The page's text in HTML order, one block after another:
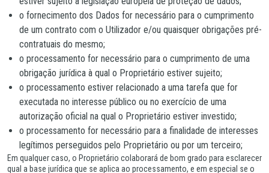
o fornecimento dos Dados for necessário para o cumprimento
de um contrato com o Utilizador e/ou quaisquer obrigações pré-
contratuais do mesmo;
o processamento for necessário para o cumprimento de uma
obrigação jurídica à qual o Proprietário estiver sujeito;
o processamento estiver relacionado a uma tarefa que for
executada no interesse público ou no exercício de uma
autorização oficial na qual o Proprietário estiver investido;
o processamento for necessário para a finalidade de interesses
legítimos perseguidos pelo Proprietário ou por um terceiro;
Em qualquer caso, o Proprietário colaborará de bom grado para esclarecer
qual a base jurídica que se aplica ao processamento, e em especial se o